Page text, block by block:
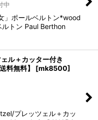
中
」ポールベルトン*wood
トン Paul Berthon
ル＋カッター付き
無料】
[mk8500]
プレッツェル＋カッ